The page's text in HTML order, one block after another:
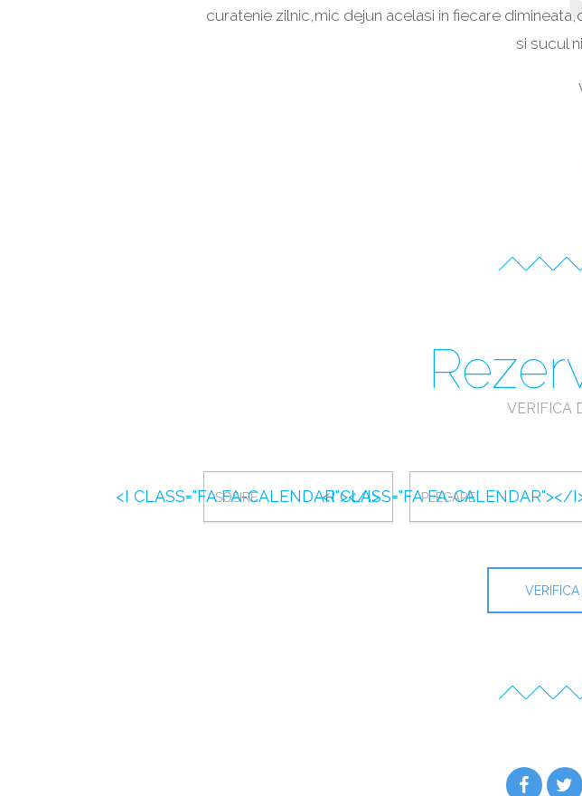
curatenie zilnic,mic dejun acelasi in fiecare
si sucul
VERIFICA
<I CLASS="FA FA-CALENDAR"></I><I CLASS="FA FA-CALENDAR"></